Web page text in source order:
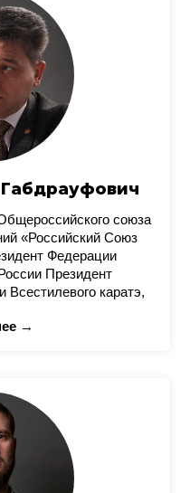
союза
«Российский Союз
Федерации
Президент
каратэ,
→